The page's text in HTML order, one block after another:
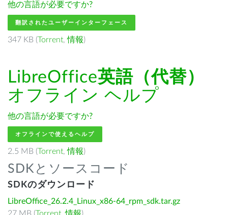
他の言語が必要ですか?
翻訳されたユーザーインターフェース
347 KB (Torrent,情報)
LibreOffice英語（代替）
オフライン ヘルプ
他の言語が必要ですか?
オフラインで使えるヘルプ
2.5 MB (Torrent,情報)
SDKとソースコード
SDKのダウンロード
LibreOffice_26.2.4_Linux_x86-64_rpm_sdk.tar.gz